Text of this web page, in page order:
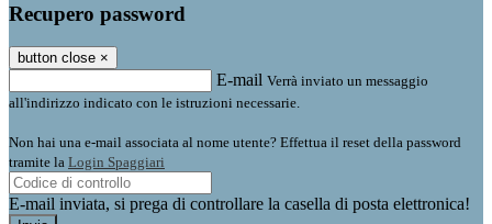
Recupero password
button close ×
E-mail Verrà inviato un messaggio
all'indirizzo indicato con le istruzioni necessarie.
Non hai una e-mail associata al nome utente? Effettua il reset della password
tramite la Login Spaggiari
E-mail inviata, si prega di controllare la casella di posta elettronica!